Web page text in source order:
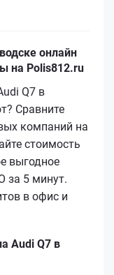
онлайн
на Polis812.ru
Q7 в
Сравните
компаний на
стоимость
выгодное
за 5 минут.
в офис и
Audi Q7 в